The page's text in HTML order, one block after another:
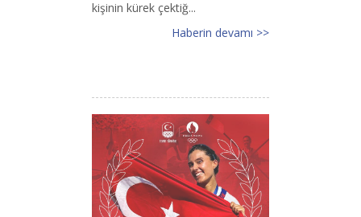
kişinin kürek çektiğ...
Haberin devamı >>